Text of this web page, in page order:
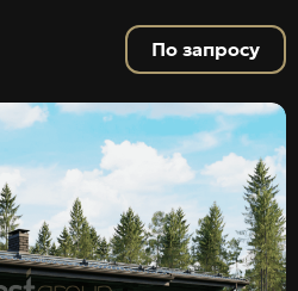
По запросу